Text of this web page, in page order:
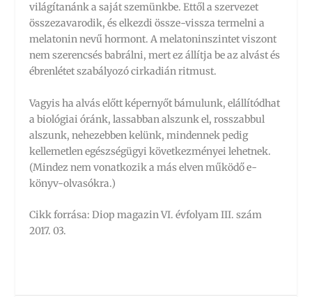
világítanánk a saját szemünkbe. Ettől a szervezet
összezavarodik, és elkezdi össze-vissza termelni a
melatonin nevű hormont. A melatoninszintet viszont
nem szerencsés babrálni, mert ez állítja be az alvást és
ébrenlétet szabályozó cirkadián ritmust.
Vagyis ha alvás előtt képernyőt bámulunk, elállítódhat
a biológiai óránk, lassabban alszunk el, rosszabbul
alszunk, nehezebben kelünk, mindennek pedig
kellemetlen egészségügyi következményei lehetnek.
(Mindez nem vonatkozik a más elven működő e-
könyv-olvasókra.)
Cikk forrása: Diop magazin VI. évfolyam III. szám
2017. 03.